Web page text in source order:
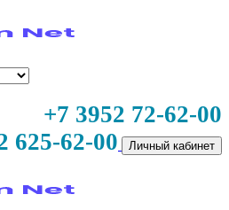
+7 3952 72-62-00
625-62-00
Личный кабинет